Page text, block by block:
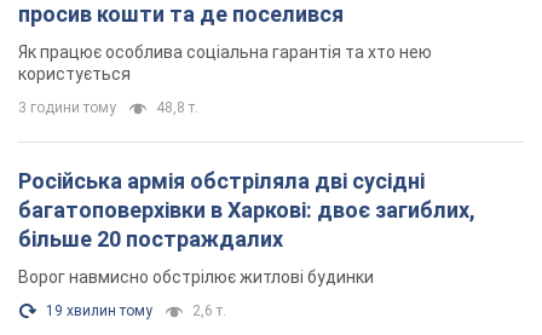
просив кошти та де поселився
Як працює особлива соціальна гарантія та хто нею
користується
3 години тому 48,8 т.
Російська армія обстріляла дві сусідні
багатоповерхівки в Харкові: двоє загиблих,
більше 20 постраждалих
Ворог навмисно обстрілює житлові будинки
19 хвилин тому 2,6 т.